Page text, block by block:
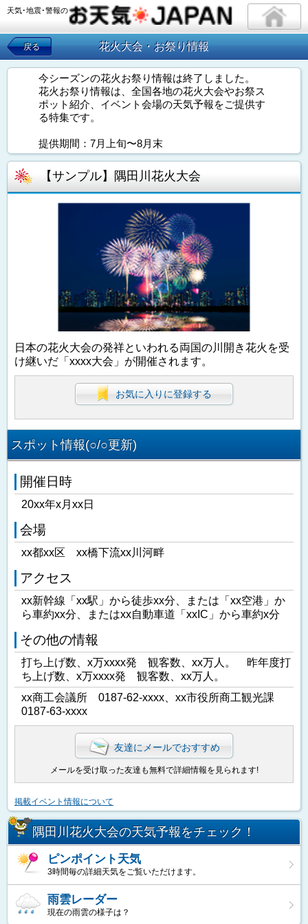
天気･地震･警報の
戻る 花火大会・お祭り情報
今シーズンの花火お祭り情報は終了しました。
花火お祭り情報は、全国各地の花火大会やお祭ス
ポット紹介、イベント会場の天気予報をご提供す
る特集です。
提供期間：7月上旬〜8月末
【サンプル】隅田川花火大会
日本の花火大会の発祥といわれる両国の川開き花火を受
け継いだ「xxxx大会」が開催されます。
お気に入りに登録する
スポット情報(○/○更新)
開催日時
20xx年x月xx日
会場
xx都xx区 xx橋下流xx川河畔
アクセス
xx新幹線「xx駅」から徒歩xx分、または「xx空港」か
ら車約xx分、またはxx自動車道「xxIC」から車約x分
その他の情報
打ち上げ数、x万xxxx発 観客数、xx万人。 昨年度打
ち上げ数、x万xxxx発 観客数、xx万人。
xx商工会議所 0187-62-xxxx、xx市役所商工観光課
0187-63-xxxx
友達にメールでおすすめ
メールを受け取った友達も無料で詳細情報を見られます!
掲載イベント情報について
隅田川花火大会の天気予報をチェック！
ピンポイント天気
3時間毎の詳細天気をご覧いただけます。
雨雲レーダー
現在の雨雲の様子は？